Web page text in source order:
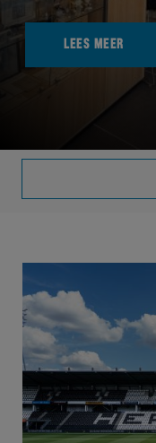
LEES MEER
TELHER
HERVOL
HEREXC